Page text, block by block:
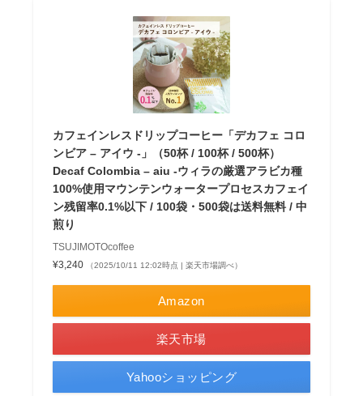
カフェインレスドリップコーヒー「デカフェ コロ
ンビア – アイウ -」（50杯 / 100杯 / 500杯）
Decaf Colombia – aiu -ウィラの厳選アラビカ種
100%使用マウンテンウォータープロセスカフェイ
ン残留率0.1%以下 / 100袋・500袋は送料無料 / 中
煎り
TSUJIMOTOcoffee
¥3,240
（2025/10/11 12:02時点 | 楽天市場調べ）
Amazon
楽天市場
Yahooショッピング